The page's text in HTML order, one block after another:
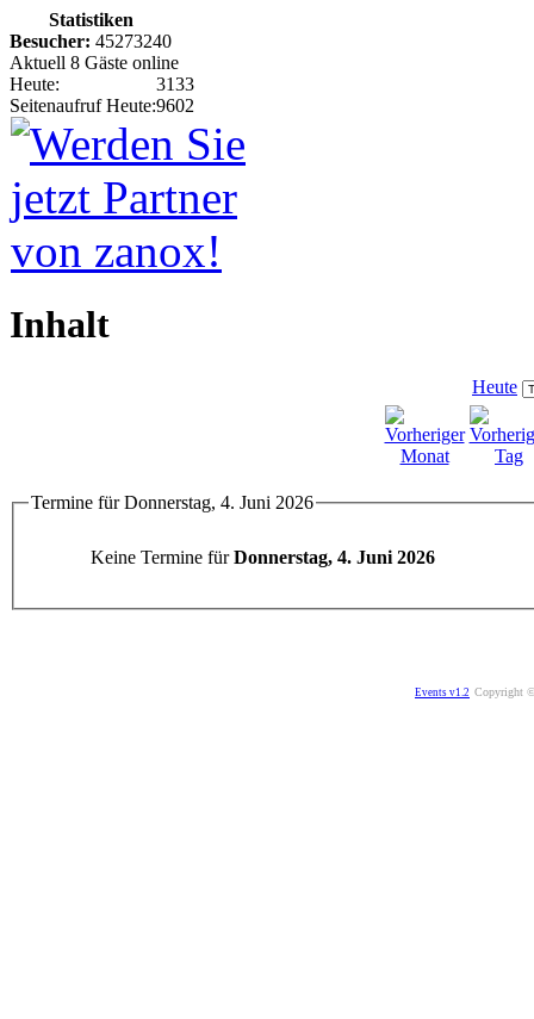
Statistiken
Besucher: 45273240
Aktuell 8 Gäste online
Heute:
3133
Seitenaufruf Heute:9602
Inhalt
Heute
Termine für Donnerstag, 4. Juni 2026
Keine Termine fürDonnerstag, 4. Juni 2026
Events v1.2 Copyright